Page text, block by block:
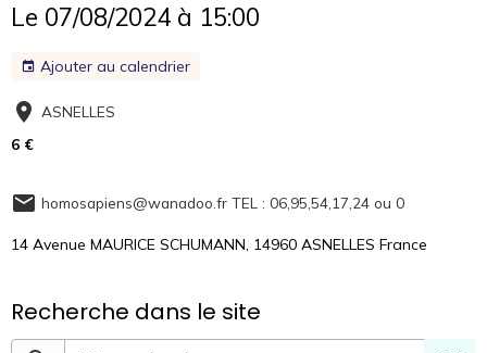
Le 07/08/2024 à 15:00
Ajouter au calendrier
ASNELLES
6 €
homosapiens@wanadoo.fr TEL : 06,95,54,17,24 ou 0
14 Avenue MAURICE SCHUMANN, 14960 ASNELLES France
Recherche dans le site